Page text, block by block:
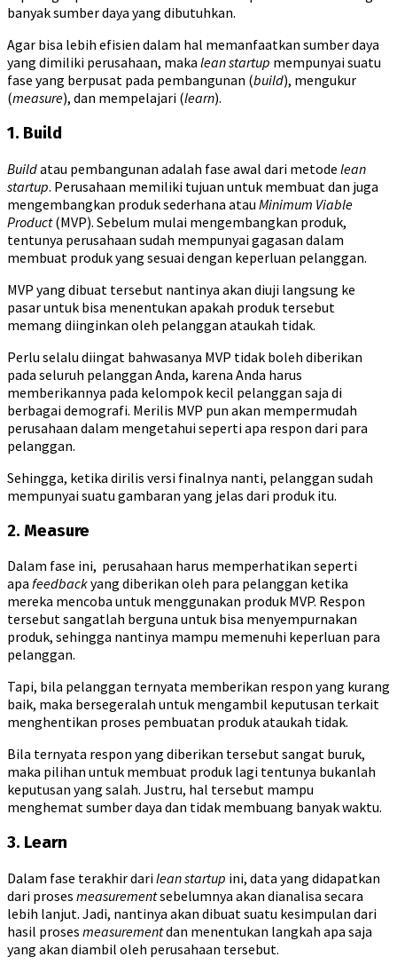
banyak sumber daya yang dibutuhkan.
Agar bisa lebih efisien dalam hal memanfaatkan sumber daya
yang dimiliki perusahaan, maka lean startup mempunyai suatu
fase yang berpusat pada pembangunan (build), mengukur
(measure), dan mempelajari (learn).
1. Build
Buildatau pembangunan adalah fase awal dari metode lean
startup. Perusahaan memiliki tujuan untuk membuat dan juga
mengembangkan produk sederhana atau Minimum Viable
Product(MVP). Sebelum mulai mengembangkan produk,
tentunya perusahaan sudah mempunyai gagasan dalam
membuat produk yang sesuai dengan keperluan pelanggan.
MVP yang dibuat tersebut nantinya akan diuji langsung ke
pasar untuk bisa menentukan apakah produk tersebut
memang diinginkan oleh pelanggan ataukah tidak.
Perlu selalu diingat bahwasanya MVP tidak boleh diberikan
pada seluruh pelanggan Anda, karena Anda harus
memberikannya pada kelompok kecil pelanggan saja di
berbagai demografi. Merilis MVP pun akan mempermudah
perusahaan dalam mengetahui seperti apa respon dari para
pelanggan.
Sehingga, ketika dirilis versi finalnya nanti, pelanggan sudah
mempunyai suatu gambaran yang jelas dari produk itu.
2. Measure
Dalam fase ini, perusahaan harus memperhatikan seperti
apa feedbackyang diberikan oleh para pelanggan ketika
mereka mencoba untuk menggunakan produk MVP. Respon
tersebut sangatlah berguna untuk bisa menyempurnakan
produk, sehingga nantinya mampu memenuhi keperluan para
pelanggan.
Tapi, bila pelanggan ternyata memberikan respon yang kurang
baik, maka bersegeralah untuk mengambil keputusan terkait
menghentikan proses pembuatan produk ataukah tidak.
Bila ternyata respon yang diberikan tersebut sangat buruk,
maka pilihan untuk membuat produk lagi tentunya bukanlah
keputusan yang salah. Justru, hal tersebut mampu
menghemat sumber daya dan tidak membuang banyak waktu.
3. Learn
Dalam fase terakhir darilean startup ini, data yang didapatkan
dari proses measurementsebelumnya akan dianalisa secara
lebih lanjut. Jadi, nantinya akan dibuat suatu kesimpulan dari
hasil proses measurementdan menentukan langkah apa saja
yang akan diambil oleh perusahaan tersebut.